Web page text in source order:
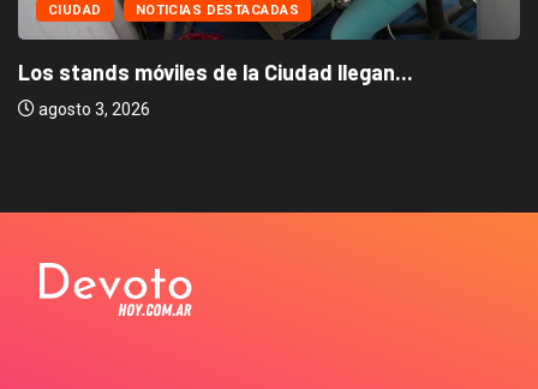
CIUDAD NOTICIAS DESTACADAS
Los stands móviles de la Ciudad llegan...
agosto 3, 2026